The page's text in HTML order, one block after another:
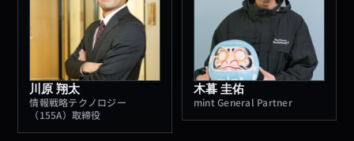
川原 翔太
情報戦略テクノロジー
（155A）取締役
木暮 圭佑
mint General Partner